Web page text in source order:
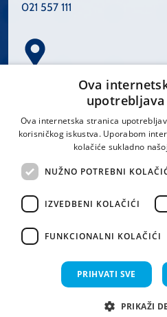
021 557 111
Spinčićeva 1, 21000 Split
LINKOVI
Uvjeti korištenja
Ova
upotrebljava
Ova internetska stranica
korisničkog iskustva. Uporabom
kolačiće sukladno našoj
NUŽNO POTREBNI
IZVEDBENI KOLAČIĆI
FUNKCIONALNI KOLAČIĆI
PRIHVATI SVE
PRIKAŽI